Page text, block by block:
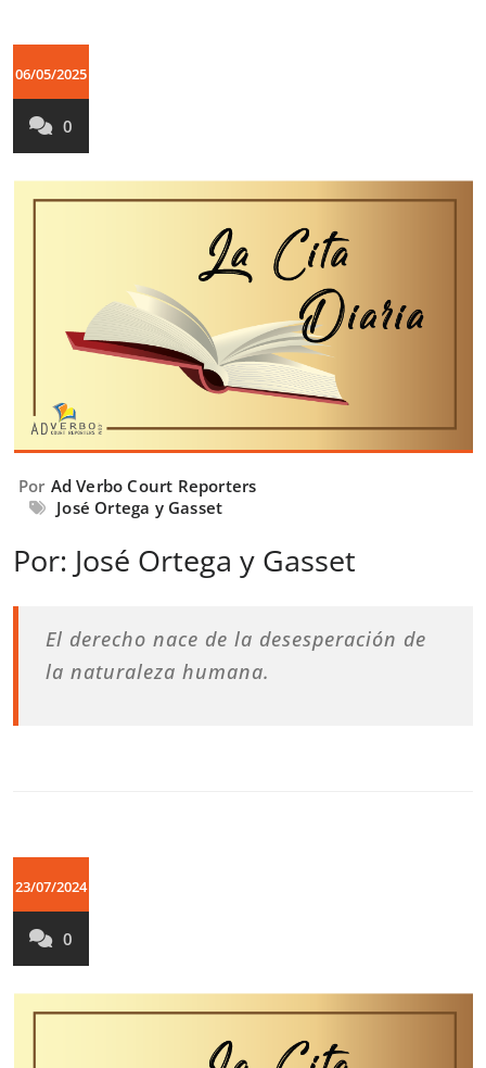
06/05/2025
0
Por Ad Verbo Court Reporters
José Ortega y Gasset
Por: José Ortega y Gasset
El derecho nace de la desesperación de
la naturaleza humana.
23/07/2024
0